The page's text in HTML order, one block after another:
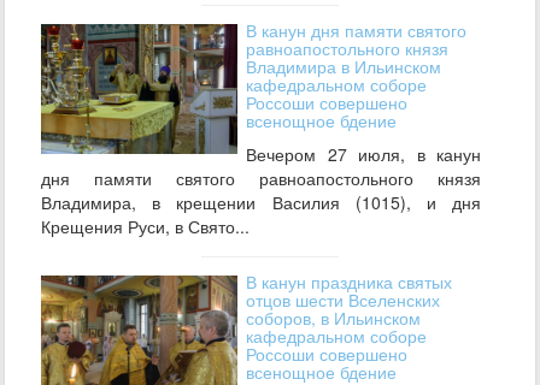
В канун дня памяти святого
равноапостольного князя
Владимира в Ильинском
кафедральном соборе
Россоши совершено
всенощное бдение
Вечером 27 июля, в канун
дня памяти святого равноапостольного князя
Владимира, в крещении Василия (1015), и дня
Крещения Руси, в Свято...
В канун праздника святых
отцов шести Вселенских
соборов, в Ильинском
кафедральном соборе
Россоши совершено
всенощное бдение